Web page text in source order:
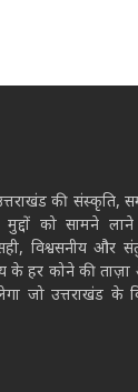
की संस्कृति,
को सामने लाने
विश्वसनीय और
के हर कोने की
जो उत्तराखंड